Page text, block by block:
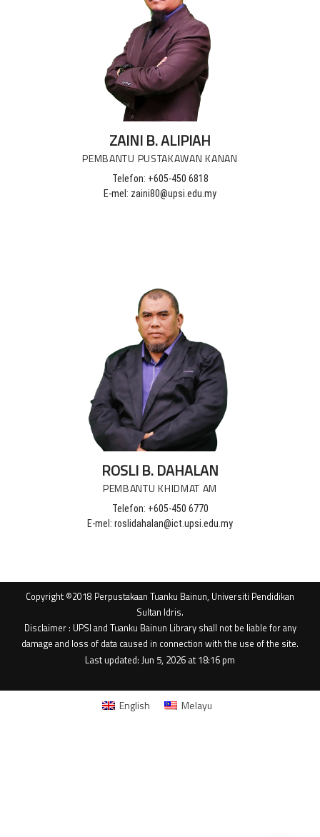
ZAINI B. ALIPIAH
PEMBANTU PUSTAKAWAN KANAN
Telefon: +605-450 6818
E-mel: zaini80@upsi.edu.my
ROSLI B. DAHALAN
PEMBANTU KHIDMAT AM
Telefon: +605-450 6770
E-mel: roslidahalan@ict.upsi.edu.my
Copyright ©2018 Perpustakaan Tuanku Bainun, Universiti Pendidikan
Sultan Idris.
Disclaimer : UPSI and Tuanku Bainun Library shall not be liable for any
damage and loss of data caused in connection with the use of the site.
Last updated: Jun 5, 2026 at 18:16 pm
English Melayu